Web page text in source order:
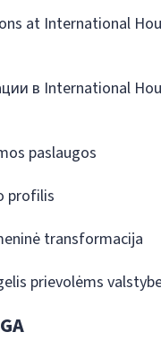
at International
в International
paslaugos
profilis
transformacija
prievolėms